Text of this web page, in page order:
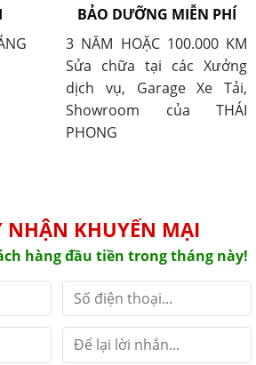
BẢO DƯỠNG MIỄN PHÍ
3 NĂM HOẶC 100.000 KM
Sửa chữa tại các Xưởng
dịch vụ, Garage Xe Tải,
Showroom của THÁI
PHONG
NHẬN KHUYẾN MẠI
hàng đầu tiền trong tháng này!